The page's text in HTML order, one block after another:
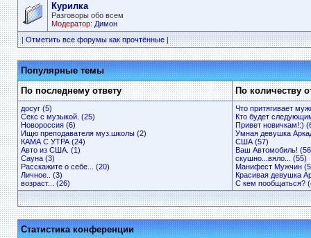
Курилка
Разговоры обо всем
Модератор: Димон
|Отметить все форумы как прочтённые|
Популярные темы
По последнему ответу
По количеству
досуг (5)
Секс с музыкой. (25)
Новороссия (6)
Ищю преподавателя муз.школы (2)
КАМА С УТРА (24)
Авто из США. (1)
Сауна (3)
Расскажите о себе... (20)
Личное.. (3)
возраст... (26)
Что притягивает
Кто будет
Привет новичкам!:)
Умная девушка
США (57)
Ваш Автомобиль!
скушно...вяло... (55)
Манифест Мужчин
Красивая девушка
С кем пообщаться?
Статистика конференции